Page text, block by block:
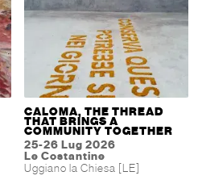
CALOMA, THE THREAD
THAT BRINGS A
COMMUNITY TOGETHER
25-26 Lug 2026
Le Costantine
Uggiano la Chiesa [LE]